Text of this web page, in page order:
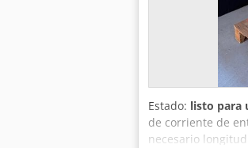
Estado: listo para
de corriente de
necesario